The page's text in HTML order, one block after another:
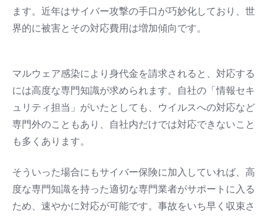
ます。近年はサイバー攻撃の手口が巧妙化しており、世
界的に被害とその対応費用は増加傾向です。
マルウェア感染により身代金を請求されると、対応する
には高度な専門知識が求められます。自社の「情報セキ
ュリティ担当」がいたとしても、ウイルスへの対応など
専門外のこともあり、自社内だけでは対応できないこと
も多くあります。
そういった場合にもサイバー保険に加入していれば、高
度な専門知識を持った適切な専門業者がサポートに入る
ため、速やかに対応が可能です。事故をいち早く収束さ